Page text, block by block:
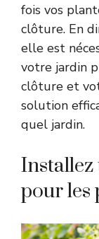
fois vos
clôture. En
elle est
votre jardin
clôture et
solution
quel jardin.
pour les